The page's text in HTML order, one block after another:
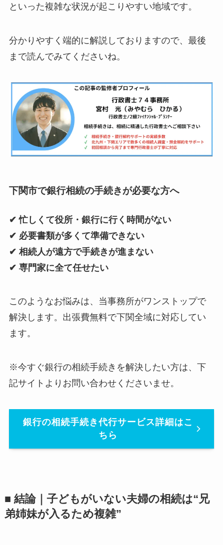
といった複雑な状況が起こりやすい地域です。
分かりやすく端的に解説しておりますので、最後
まで読んでみてくださいね。
下関市で銀行相続の手続きが必要な方へ
✔ 忙しくて役所・銀行に行く時間がない
✔ 必要書類が多くて準備できない
✔ 相続人が遠方で手続きが進まない
✔ 専門家に全て任せたい
このようなお悩みは、当事務所がワンストップで
解決します。出張費無料で下関全域に対応してい
ます。
※今すぐ銀行の相続手続きを解決したい方は、下
記サイトよりお問い合わせくださいませ。
銀行の相続手続き代行サービス詳細はこ
ちら
■ 結論｜子どもがいない夫婦の相続は“兄
弟姉妹が入るため複雑”